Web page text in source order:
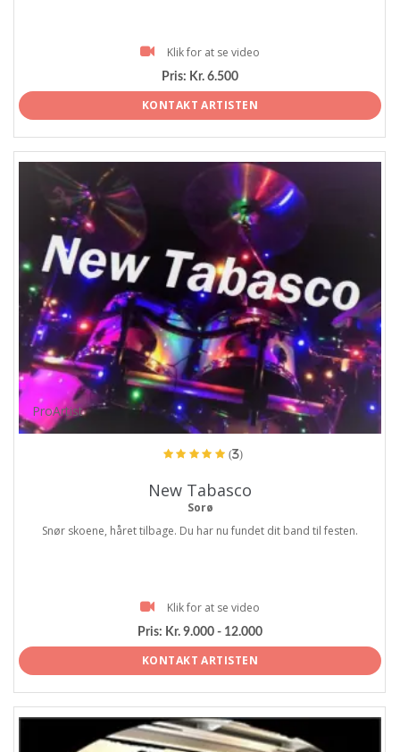
Klik for at se video
Pris: Kr. 6.500
KONTAKT ARTISTEN
ProArtist
(3)
New Tabasco
Sorø
Snør skoene, håret tilbage. Du har nu fundet dit band til festen.
Klik for at se video
Pris: Kr. 9.000 - 12.000
KONTAKT ARTISTEN